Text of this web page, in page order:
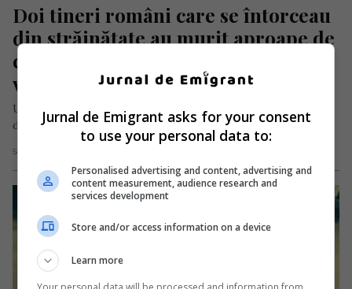
Doi tineri români care se întorceau
din străinătate au murit aproape de
casă. „Noi așteptam nunta, nu așa o
veste tragică!”
Un accident rutier deosebit de grav a avut loc marți pe
drumul național DN 17, în localitatea Ilișești, județul Suceava,…
Scris de Daniela Stoica
Jurnal de Emigrant asks for your consent
to use your personal data to:
Personalised advertising and content, advertising and
content measurement, audience research and
services development
Store and/or access information on a device
Learn more